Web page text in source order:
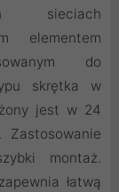
sieciach
elementem
do
skrętka w
jest w 24
montaż.
łatwą